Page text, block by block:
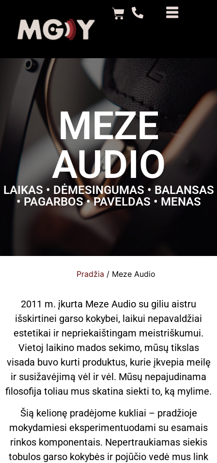
MEZE
AUDIO
LAIKAS • DĖMESINGUMAS • BALANSAS
• PAGARBOS • PAVELDAS • MENAS
Pradžia / Meze Audio
2011 m. įkurta Meze Audio su giliu aistru
išskirtinei garso kokybei, laikui nepavaldžiai
estetikai ir nepriekaištingam meistriškumui.
Vietoj laikino mados sekimo, mūsų tikslas
visada buvo kurti produktus, kurie įkvepia meilę
ir susižavėjimą vėl ir vėl. Mūsų nepajudinama
filosofija toliau mus skatina siekti to, ką mylime.
Šią kelionę pradėjome kukliai – pradžioje
mokydamiesi eksperimentuodami su esamais
rinkos komponentais. Nepertraukiamas siekis
tobulos garso kokybės ir pojūčio vedė mus link